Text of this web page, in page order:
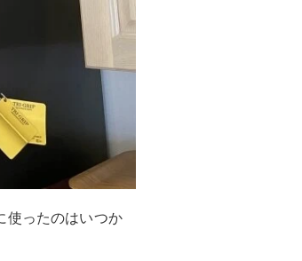
使ったのはいつか